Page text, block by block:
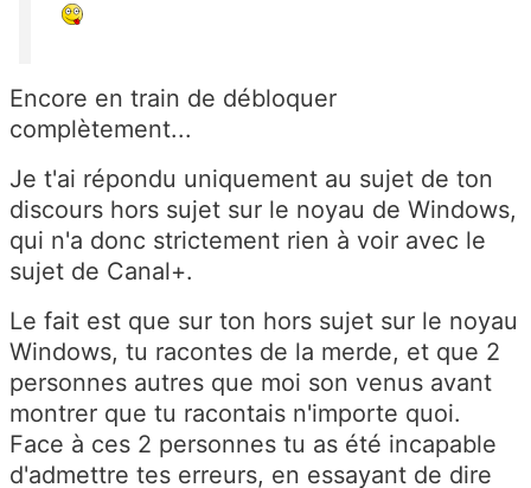
Encore en train de débloquer
complètement...
Je t'ai répondu uniquement au sujet de ton
discours hors sujet sur le noyau de Windows,
qui n'a donc strictement rien à voir avec le
sujet de Canal+.
Le fait est que sur ton hors sujet sur le noyau
Windows, tu racontes de la merde, et que 2
personnes autres que moi son venus avant
montrer que tu racontais n'importe quoi.
Face à ces 2 personnes tu as été incapable
d'admettre tes erreurs, en essayant de dire